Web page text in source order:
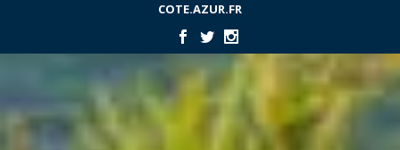
COTE.AZUR.FR